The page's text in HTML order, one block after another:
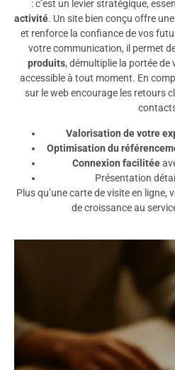
: c’est un levier stratégique,
activité. Un site bien conçu offre une
et renforce la confiance de vos
votre communication, il permet
produits, démultiplie la portée de
accessible à tout moment. En
sur le web encourage les retours
Valorisation de votre
Optimisation du
Connexion facilitée
Présentation
Plus qu’une carte de visite en ligne,
de croissance au